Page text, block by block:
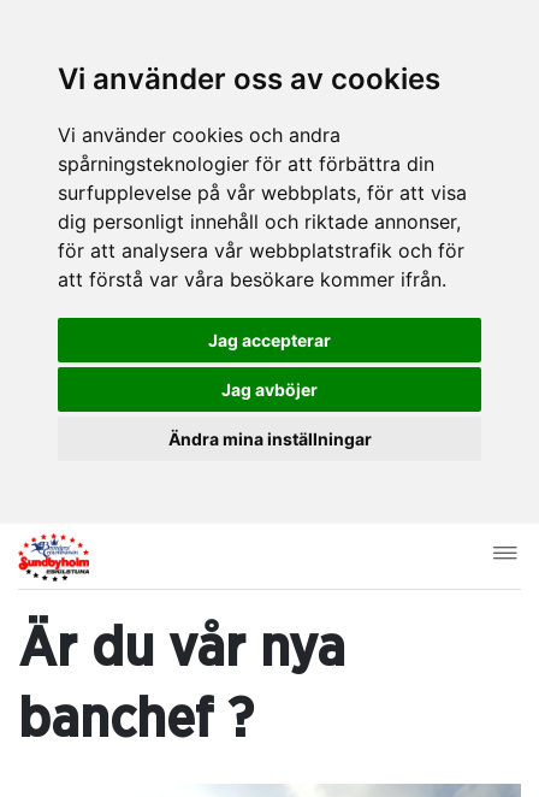
Vi använder oss av cookies
Vi använder cookies och andra
spårningsteknologier för att förbättra din
surfupplevelse på vår webbplats, för att visa
dig personligt innehåll och riktade annonser,
för att analysera vår webbplatstrafik och för
att förstå var våra besökare kommer ifrån.
Jag accepterar
Jag avböjer
Ändra mina inställningar
Är du vår nya
banchef ?